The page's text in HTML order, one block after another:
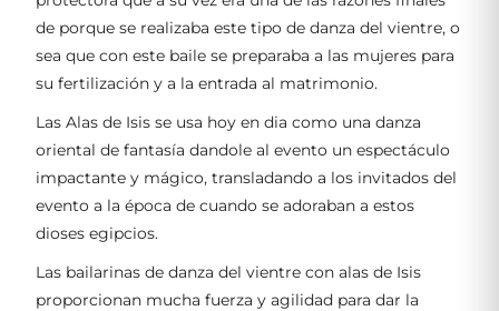
de porque se realizaba este tipo de danza del vientre, o
sea que con este baile se preparaba a las mujeres para
su fertilización y a la entrada al matrimonio.
Las Alas de Isis se usa hoy en dia como una danza
oriental de fantasía dandole al evento un espectáculo
impactante y mágico, transladando a los invitados del
evento a la época de cuando se adoraban a estos
dioses egipcios.
Las bailarinas de danza del vientre con alas de Isis
proporcionan mucha fuerza y agilidad para dar la